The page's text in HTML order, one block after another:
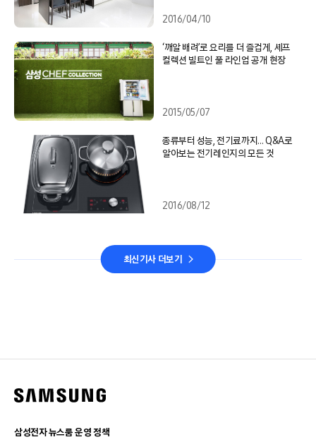
2016/04/10
‘깨알 배려’로 요리를 더 즐겁게, 셰프
컬렉션 빌트인 풀 라인업 공개 현장
2015/05/07
종류부터 성능, 전기료까지… Q&A로
알아보는 전기레인지의 모든 것
2016/08/12
최신기사 더보기
삼성전자 뉴스룸 운영 정책